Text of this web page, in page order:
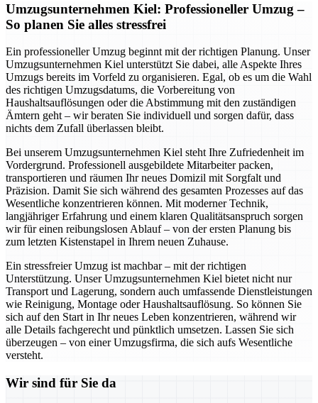
Umzugsunternehmen Kiel: Professioneller Umzug –
So planen Sie alles stressfrei
Ein professioneller Umzug beginnt mit der richtigen Planung. Unser
Umzugsunternehmen Kiel unterstützt Sie dabei, alle Aspekte Ihres
Umzugs bereits im Vorfeld zu organisieren. Egal, ob es um die Wahl
des richtigen Umzugsdatums, die Vorbereitung von
Haushaltsauflösungen oder die Abstimmung mit den zuständigen
Ämtern geht – wir beraten Sie individuell und sorgen dafür, dass
nichts dem Zufall überlassen bleibt.
Bei unserem Umzugsunternehmen Kiel steht Ihre Zufriedenheit im
Vordergrund. Professionell ausgebildete Mitarbeiter packen,
transportieren und räumen Ihr neues Domizil mit Sorgfalt und
Präzision. Damit Sie sich während des gesamten Prozesses auf das
Wesentliche konzentrieren können. Mit moderner Technik,
langjähriger Erfahrung und einem klaren Qualitätsanspruch sorgen
wir für einen reibungslosen Ablauf – von der ersten Planung bis
zum letzten Kistenstapel in Ihrem neuen Zuhause.
Ein stressfreier Umzug ist machbar – mit der richtigen
Unterstützung. Unser Umzugsunternehmen Kiel bietet nicht nur
Transport und Lagerung, sondern auch umfassende Dienstleistungen
wie Reinigung, Montage oder Haushaltsauflösung. So können Sie
sich auf den Start in Ihr neues Leben konzentrieren, während wir
alle Details fachgerecht und pünktlich umsetzen. Lassen Sie sich
überzeugen – von einer Umzugsfirma, die sich aufs Wesentliche
versteht.
Wir sind für Sie da